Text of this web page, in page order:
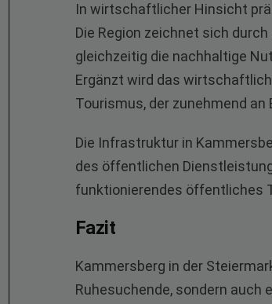
In wirtschaftlicher Hinsicht
Die Region zeichnet sich
gleichzeitig die nachhaltige
Ergänzt wird das
Tourismus, der zunehmend
Die Infrastruktur in
des öffentlichen
funktionierendes öffentliches
Fazit
Kammersberg in der
Ruhesuchende, sondern auch